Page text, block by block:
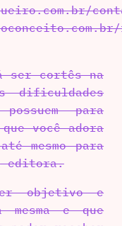
ser cortês na
dificuldades
para
você adora
mesmo para
editora.
objetivo e
e que